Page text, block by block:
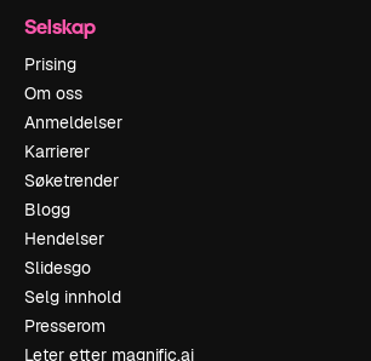
Selskap
Prising
Om oss
Anmeldelser
Karrierer
Søketrender
Blogg
Hendelser
Slidesgo
Selg innhold
Presserom
Leter etter magnific.ai